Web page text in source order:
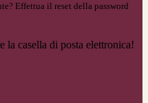
Effettua il reset della password
la casella di posta elettronica!